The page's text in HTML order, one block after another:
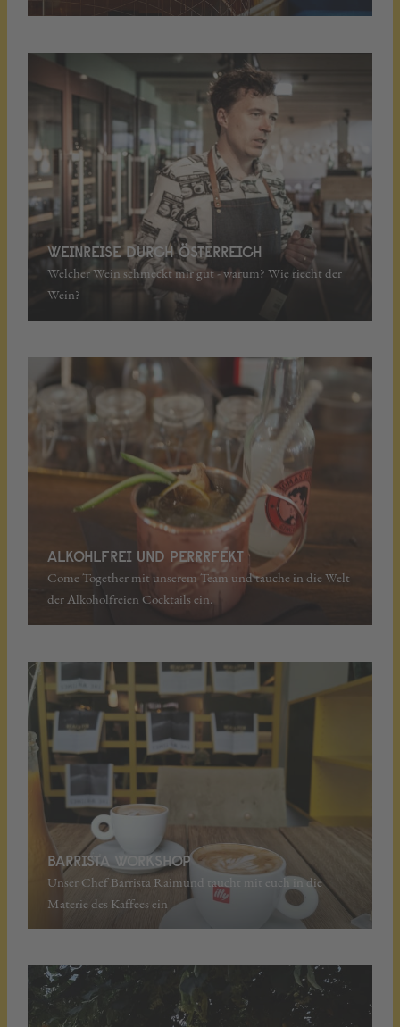
WEINREISE DURCH ÖSTERREICH
Welcher Wein schmeckt mir gut - warum? Wie riecht der
Wein?
ALKOHLFREI UND PERRRFEKT
Come Together mit unserem Team und tauche in die Welt
der Alkoholfreien Cocktails ein.
BARRISTA WORKSHOP
Unser Chef Barrista Raimund taucht mit euch in die
Materie des Kaffees ein